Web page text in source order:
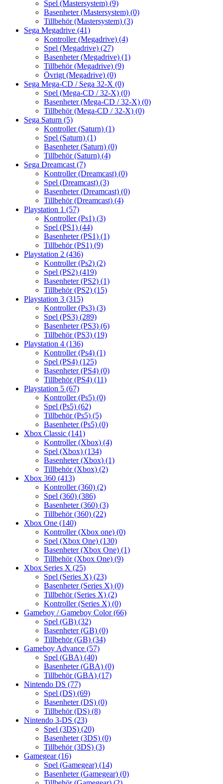
Spel (Mastersystem) (9)
Basenheter (Mastersystem) (0)
Tillbehör (Mastersystem) (3)
Sega Megadrive (41)
Kontroller (Megadrive) (4)
Spel (Megadrive) (27)
Basenheter (Megadrive) (1)
Tillbehör (Megadrive) (9)
Övrigt (Megadrive) (0)
Sega Mega-CD / Sega 32-X (0)
Spel (Mega-CD / 32-X) (0)
Basenheter (Mega-CD / 32-X) (0)
Tillbehör (Mega-CD / 32-X) (0)
Sega Saturn (5)
Kontroller (Saturn) (1)
Spel (Saturn) (1)
Basenheter (Saturn) (0)
Tillbehör (Saturn) (4)
Sega Dreamcast (7)
Kontroller (Dreamcast) (0)
Spel (Dreamcast) (3)
Basenheter (Dreamcast) (0)
Tillbehör (Dreamcast) (4)
Playstation 1 (57)
Kontroller (Ps1) (3)
Spel (PS1) (44)
Basenheter (PS1) (1)
Tillbehör (PS1) (9)
Playstation 2 (436)
Kontroller (Ps2) (2)
Spel (PS2) (419)
Basenheter (PS2) (1)
Tillbehör (PS2) (15)
Playstation 3 (315)
Kontroller (Ps3) (3)
Spel (PS3) (289)
Basenheter (PS3) (6)
Tillbehör (PS3) (19)
Playstation 4 (136)
Kontroller (Ps4) (1)
Spel (PS4) (125)
Basenheter (PS4) (0)
Tillbehör (PS4) (11)
Playstation 5 (67)
Kontroller (Ps5) (0)
Spel (Ps5) (62)
Tillbehör (Ps5) (5)
Basenheter (Ps5) (0)
Xbox Classic (141)
Kontroller (Xbox) (4)
Spel (Xbox) (134)
Basenheter (Xbox) (1)
Tillbehör (Xbox) (2)
Xbox 360 (413)
Kontroller (360) (2)
Spel (360) (386)
Basenheter (360) (3)
Tillbehör (360) (22)
Xbox One (140)
Kontroller (Xbox one) (0)
Spel (Xbox One) (130)
Basenheter (Xbox One) (1)
Tillbehör (Xbox One) (9)
Xbox Series X (25)
Spel (Series X) (23)
Basenheter (Series X) (0)
Tillbehör (Series X) (2)
Kontroller (Series X) (0)
Gameboy / Gameboy Color(66)
Spel (GB) (32)
Basenheter (GB) (0)
Tillbehör (GB) (34)
Gameboy Advance (57)
Spel (GBA) (40)
Basenheter (GBA) (0)
Tillbehör (GBA) (17)
Nintendo DS (77)
Spel (DS) (69)
Basenheter (DS) (0)
Tillbehör (DS) (8)
Nintendo 3-DS (23)
Spel (3DS) (20)
Basenheter (3DS) (0)
Tillbehör (3DS) (3)
Gamegear(16)
Spel (Gamegear) (14)
Basenheter (Gamegear) (0)